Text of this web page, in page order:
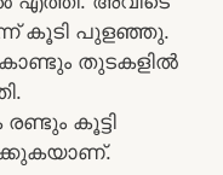
കൂടി പുളഞ്ഞു.
തുടകളിൽ
കൂട്ടി